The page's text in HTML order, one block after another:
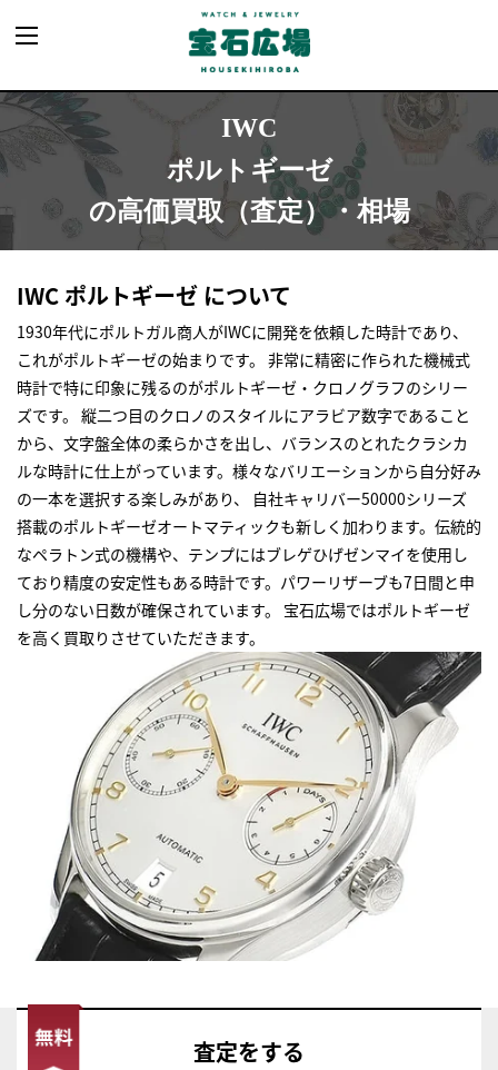
IWC
ポルトギーゼ
の高価買取（査定）・相場
IWC ポルトギーゼ について
1930年代にポルトガル商人がIWCに開発を依頼した時計であり、
これがポルトギーゼの始まりです。 非常に精密に作られた機械式
時計で特に印象に残るのがポルトギーゼ・クロノグラフのシリー
ズです。 縦二つ目のクロノのスタイルにアラビア数字であること
から、文字盤全体の柔らかさを出し、バランスのとれたクラシカ
ルな時計に仕上がっています。様々なバリエーションから自分好み
の一本を選択する楽しみがあり、 自社キャリバー50000シリーズ
搭載のポルトギーゼオートマティックも新しく加わります。伝統的
なペラトン式の機構や、テンプにはブレゲひげゼンマイを使用し
ており精度の安定性もある時計です。パワーリザーブも7日間と申
し分のない日数が確保されています。 宝石広場ではポルトギーゼ
を高く買取りさせていただきます。
査定をする